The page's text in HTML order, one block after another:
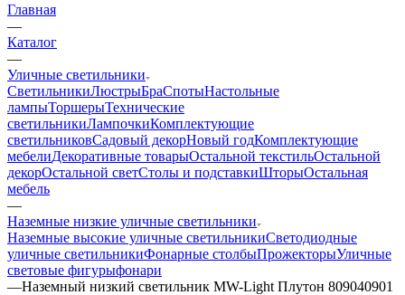
Главная
—
Каталог
—
Уличные светильники
СветильникиЛюстрыБраСпотыНастольные
лампыТоршерыТехнические
светильникиЛампочкиКомплектующие
светильниковСадовый декорНовый годКомплектующие
мебелиДекоративные товарыОстальной текстильОстальной
декорОстальной светСтолы и подставкиШторыОстальная
мебель
—
Наземные низкие уличные светильники
Наземные высокие уличные светильникиСветодиодные
уличные светильникиФонарные столбыПрожекторыУличные
световые фигурыфонари
—Наземный низкий светильник MW-Light Плутон 809040901